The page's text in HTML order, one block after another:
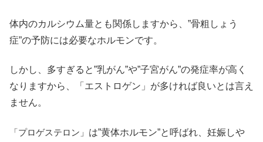
体内のカルシウム量とも関係しますから、”骨粗しょう
症”の予防には必要なホルモンです。
しかし、多すぎると”乳がん”や”子宮がん”の発症率が高く
なりますから、「エストロゲン」が多ければ良いとは言え
ません。
「プロゲステロン」 は”黄体ホルモン”と呼ばれ、妊娠しや